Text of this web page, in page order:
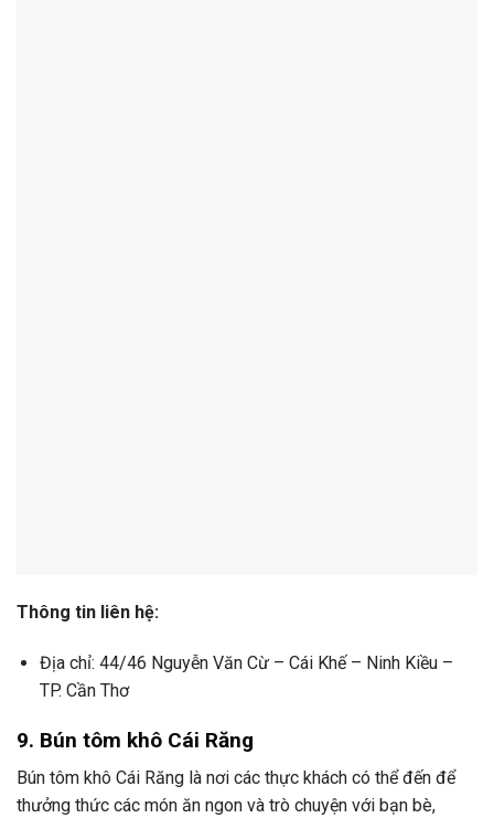
Thông tin liên hệ:
Địa chỉ: 44/46 Nguyễn Văn Cừ – Cái Khế – Ninh Kiều –
TP. Cần Thơ
9. Bún tôm khô Cái Răng
Bún tôm khô Cái Răng là nơi các thực khách có thể đến để
thưởng thức các món ăn ngon và trò chuyện với bạn bè,